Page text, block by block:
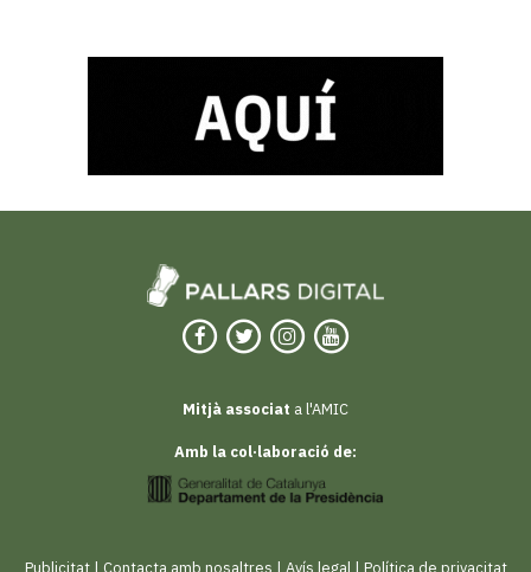
Mitjà associat a l'AMIC
Amb la col·laboració de:
Publicitat| Contacta amb nosaltres | Avís legal | Política de privacitat